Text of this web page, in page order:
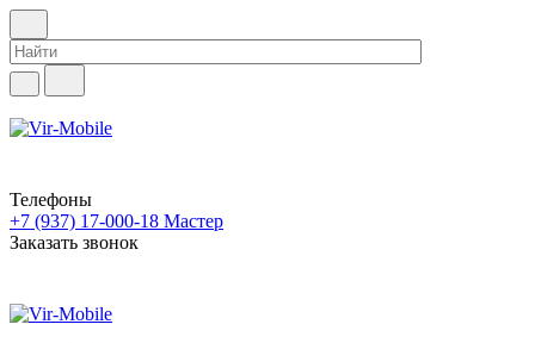
Телефоны
+7 (937) 17-000-18 Мастер
Заказать звонок